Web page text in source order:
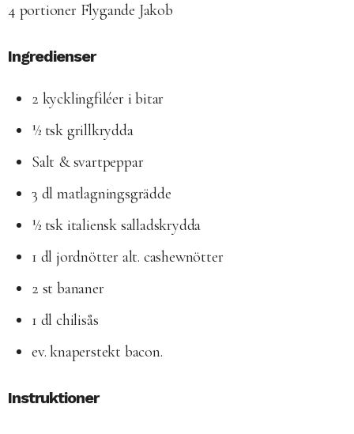
4 portioner Flygande Jakob
Ingredienser
2 kycklingfiléer i bitar
½ tsk grillkrydda
Salt & svartpeppar
3 dl matlagningsgrädde
½ tsk italiensk salladskrydda
1 dl jordnötter alt. cashewnötter
2 st bananer
1 dl chilisås
ev. knaperstekt bacon.
Instruktioner